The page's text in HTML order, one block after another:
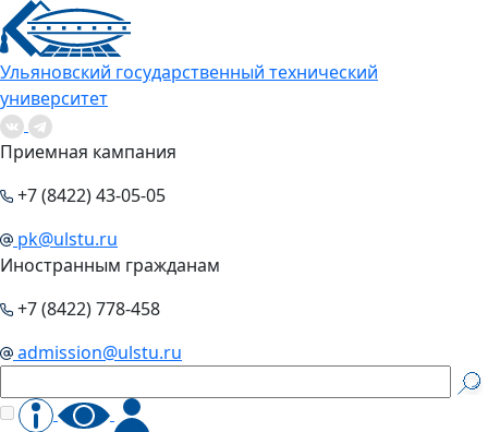
Ульяновский государственный технический
университет
Приемная кампания
+7 (8422) 43-05-05
pk@ulstu.ru
Иностранным гражданам
+7 (8422) 778-458
admission@ulstu.ru